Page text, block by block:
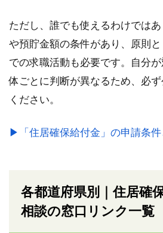
ただし、誰でも使えるわけでは
や預貯金額の条件があり、原則
での求職活動も必要です。自分
体ごとに判断が異なるため、必
ください。
▶︎「住居確保給付金」の申請条
各都道府県別｜住居確
相談の窓口リンク一覧